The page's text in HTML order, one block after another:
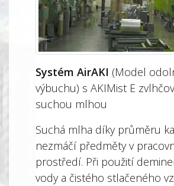
Systém AirAKI (Model
výbuchu) s AKIMist E
suchou mlhou
Suchá mlha díky průměru
nezmáčí předměty v
prostředí. Při použití
vody a čistého stlačeného